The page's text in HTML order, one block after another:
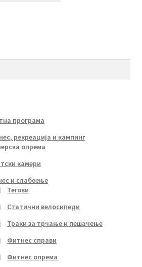
програма
рекреација и кампинг
опрема
камери
и слабеење
Тегови
Статични велосипеди
Траки за трчање и пешачење
Фитнес справи
Фитнес опрема